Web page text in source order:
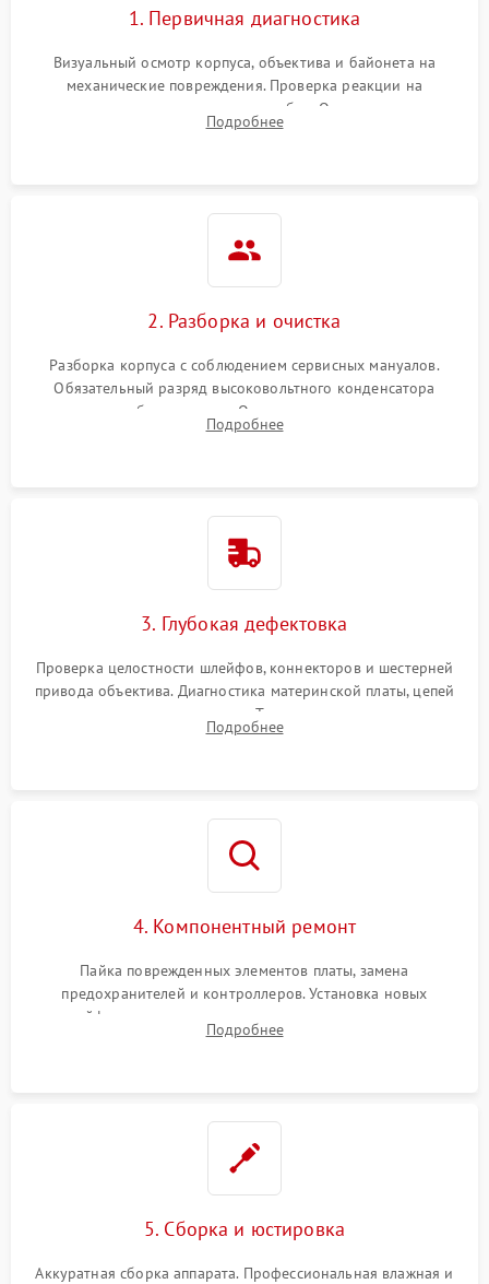
1. Первичная диагностика
Визуальный осмотр корпуса, объектива и байонета на
механические повреждения. Проверка реакции на
включение, считывание кодов ошибок. Оценка состояния
матрицы и затвора, проверка работы автофокуса и вспышки.
Подробнее
2. Разборка и очистка
Разборка корпуса с соблюдением сервисных мануалов.
Обязательный разряд высоковольтного конденсатора
вспышки для безопасности. Очистка внутренних узлов от
пыли, песка и следов влаги с помощью спецсредств.
Подробнее
3. Глубокая дефектовка
Проверка целостности шлейфов, коннекторов и шестерней
привода объектива. Диагностика материнской платы, цепей
питания и картоприемника. Тестирование механизма
затвора и блока внутрикамерной стабилизации.
Подробнее
4. Компонентный ремонт
Пайка поврежденных элементов платы, замена
предохранителей и контроллеров. Установка новых
шлейфов, дисплея, механизма затвора или двигателя
автофокуса. Восстановление геометрии тубуса объектива
Подробнее
5. Сборка и юстировка
Аккуратная сборка аппарата. Профессиональная влажная и